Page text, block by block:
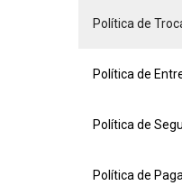
DEPARTAMENTOS
Política de
Política de
Política de
Política de